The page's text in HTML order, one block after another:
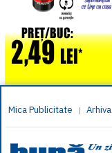
Mica Publicitate | Arhiva